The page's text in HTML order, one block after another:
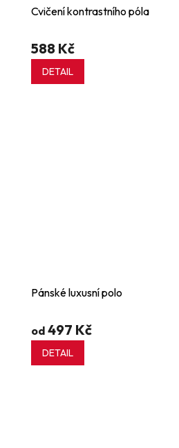
Cvičení kontrastního póla
588 Kč
DETAIL
Pánské luxusní polo
od 497 Kč
DETAIL